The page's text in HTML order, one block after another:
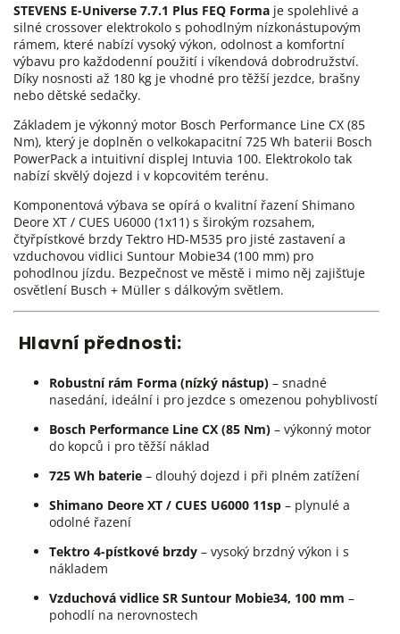
STEVENS E-Universe 7.7.1 Plus FEQ Forma je spolehlivé a
silné crossover elektrokolo s pohodlným nízkonástupovým
rámem, které nabízí vysoký výkon, odolnost a komfortní
výbavu pro každodenní použití i víkendová dobrodružství.
Díky nosnosti až 180 kg je vhodné pro těžší jezdce, brašny
nebo dětské sedačky.
Základem je výkonný motor Bosch Performance Line CX (85
Nm), který je doplněn o velkokapacitní 725 Wh baterii Bosch
PowerPack a intuitivní displej Intuvia 100. Elektrokolo tak
nabízí skvělý dojezd i v kopcovitém terénu.
Komponentová výbava se opírá o kvalitní řazení Shimano
Deore XT / CUES U6000 (1x11) s širokým rozsahem,
čtyřpístkové brzdy Tektro HD-M535 pro jisté zastavení a
vzduchovou vidlici Suntour Mobie34 (100 mm) pro
pohodlnou jízdu. Bezpečnost ve městě i mimo něj zajišťuje
osvětlení Busch + Müller s dálkovým světlem.
Hlavní přednosti:
Robustní rám Forma (nízký nástup) – snadné
nasedání, ideální i pro jezdce s omezenou pohyblivostí
Bosch Performance Line CX (85 Nm) – výkonný motor
do kopců i pro těžší náklad
725 Wh baterie – dlouhý dojezd i při plném zatížení
Shimano Deore XT / CUES U6000 11sp – plynulé a
odolné řazení
Tektro 4-pístkové brzdy – vysoký brzdný výkon i s
nákladem
Vzduchová vidlice SR Suntour Mobie34, 100 mm –
pohodlí na nerovnostech